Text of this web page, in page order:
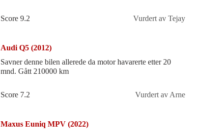
Score 9.2 Vurdert av Tejay
Audi Q5 (2012)
Savner denne bilen allerede da motor havarerte etter 20
mnd. Gått 210000 km
Score 7.2 Vurdert av Arne
Maxus Euniq MPV (2022)